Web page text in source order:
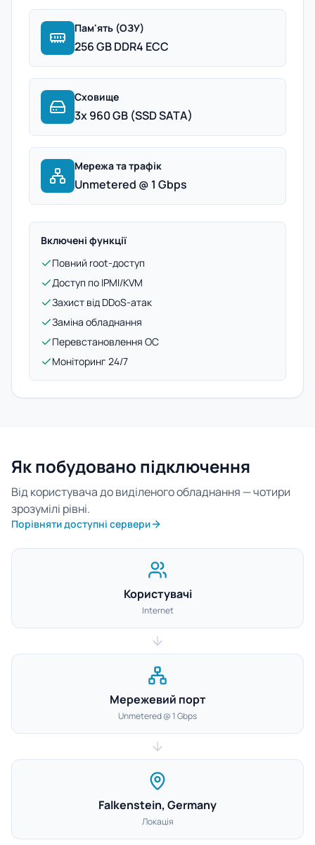
Пам'ять (ОЗУ)
256 GB DDR4 ECC
Сховище
3x 960 GB (SSD SATA)
Мережа та трафік
Unmetered @ 1 Gbps
Включені функції
Повний root-доступ
Доступ по IPMI/KVM
Захист від DDoS-атак
Заміна обладнання
Перевстановлення ОС
Моніторинг 24/7
Як побудовано підключення
Від користувача до виділеного обладнання — чотири
зрозумілі рівні.
Порівняти доступні сервери
Користувачі
Internet
Мережевий порт
Unmetered @ 1 Gbps
Falkenstein, Germany
Локація